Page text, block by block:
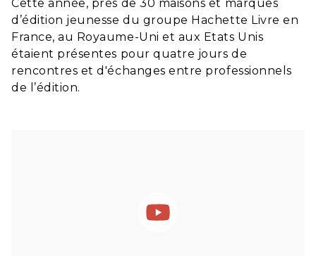
Cette année, près de 30 maisons et marques
d’édition jeunesse du groupe Hachette Livre en
France, au Royaume-Uni et aux Etats Unis
étaient présentes pour quatre jours de
rencontres et d'échanges entre professionnels
de l’édition.